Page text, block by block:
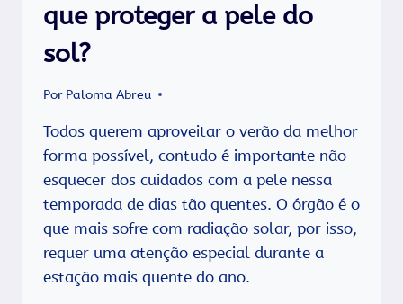
que proteger a pele do
sol?
Por Paloma Abreu
Todos querem aproveitar o verão da melhor
forma possível, contudo é importante não
esquecer dos cuidados com a pele nessa
temporada de dias tão quentes. O órgão é o
que mais sofre com radiação solar, por isso,
requer uma atenção especial durante a
estação mais quente do ano.